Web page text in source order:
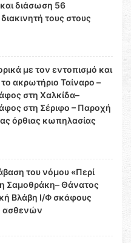
διάσωση 56
τους στους
με τον εντοπισμό και
ακρωτήριο Ταίναρο –
στη Χαλκίδα–
στη Σέριφο – Παροχή
όρθιας κωπηλασίας
του νόμου «Περί
Σαμοθράκη– Θάνατος
Βλάβη Ι/Φ σκάφους
ασθενών